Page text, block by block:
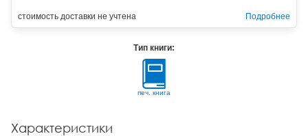
стоимость доставки не учтена Подробнее
Тип книги:
печ. книга
Характеристики